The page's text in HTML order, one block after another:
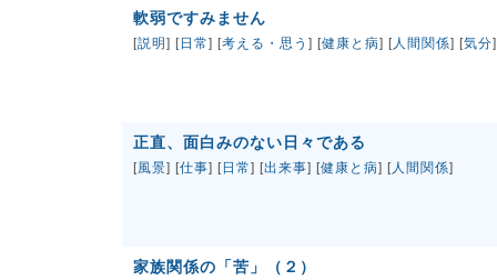
軟弱ですみません
[説明 ] [日常] [考える・思う ] [健康と病] [人間関係] [気分]
正直、面白みのない日々である
[風景] [仕事] [日常] [出来事] [健康と病] [人間関係]
家族関係の「苦」（２）